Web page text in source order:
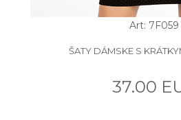
Art: 7F059
ŠATY DÁMSKE S
37.00